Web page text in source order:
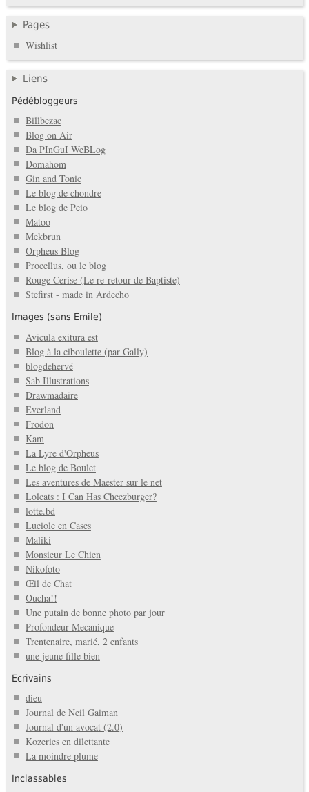
Pages
Wishlist
Liens
Pédébloggeurs
Billbezac
Blog on Air
Da PInGuI WeBLog
Domahom
Gin and Tonic
Le blog de chondre
Le blog de Peio
Matoo
Mekbrun
Orpheus Blog
Procellus, ou le blog
Rouge Cerise (Le re-retour de Baptiste)
Stefirst - made in Ardecho
Images (sans Emile)
Avicula exitura est
Blog à la ciboulette (par Gally)
blogdehervé
Sab Illustrations
Drawmadaire
Everland
Frodon
Kam
La Lyre d'Orpheus
Le blog de Boulet
Les aventures de Maester sur le net
Lolcats : I Can Has Cheezburger?
lotte.bd
Luciole en Cases
Maliki
Monsieur Le Chien
Nikofoto
Œil de Chat
Oucha!!
Une putain de bonne photo par jour
Profondeur Mecanique
Trentenaire, marié, 2 enfants
une jeune fille bien
Ecrivains
dieu
Journal de Neil Gaiman
Journal d'un avocat (2.0)
Kozeries en dilettante
La moindre plume
Inclassables